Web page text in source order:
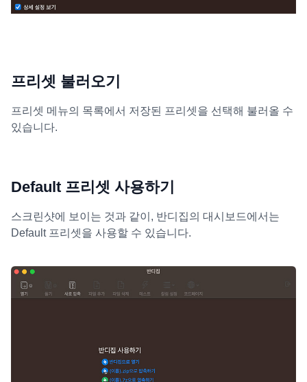
프리셋 불러오기
프리셋 메뉴의 목록에서 저장된 프리셋을 선택해 불러올 수
있습니다.
Default 프리셋 사용하기
스크린샷에 보이는 것과 같이, 반디집의 대시보드에서는
Default 프리셋을 사용할 수 있습니다.